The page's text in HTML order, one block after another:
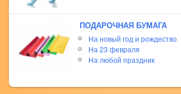
ПОДАРОЧНАЯ БУМАГА
На новый год и рождество
На 23 февраля
На любой праздник